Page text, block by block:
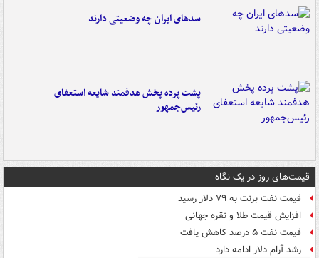
سدهای ایران چه وضعیتی دارند
پشت پرده پخش هدفمند شایعه استعفای
رئیس‌جمهور
قیمت‌های روز در یک نگاه
قیمت نفت برنت به ۷۹ دلار رسید
افزایش قیمت طلا و نقره جهانی
قیمت نفت ۵ درصد کاهش یافت
رشد آرام دلار ادامه دارد